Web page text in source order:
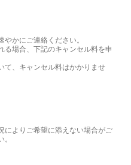
かにご連絡ください。
る場合、下記のキャンセル料を申
て、キャンセル料はかかりませ
によりご希望に添えない場合がご